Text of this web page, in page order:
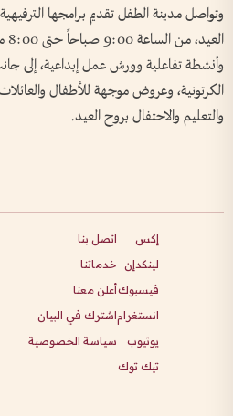
وتواصل مدينة الطفل تقديم برامجها
وأنشطة تفاعلية وورش عمل إبداعية، إلى
الكرتونية، وعروض موجهة للأطفال
والتعليم والاحتفال بروح العيد.
إكس
لينكدإن
فيسبوك
انستغرام
يوتيوب
تيك توك
اتصل بنا
خدماتنا
أعلن معنا
اشترك في البيان
سياسة الخصوصية